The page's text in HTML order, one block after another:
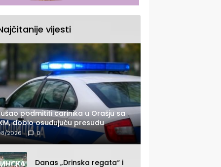
vijesti
podmititi carinika u Orašju sa
dobio osuđujuću presudu
2026 0
Danas „Drinska regata“ i